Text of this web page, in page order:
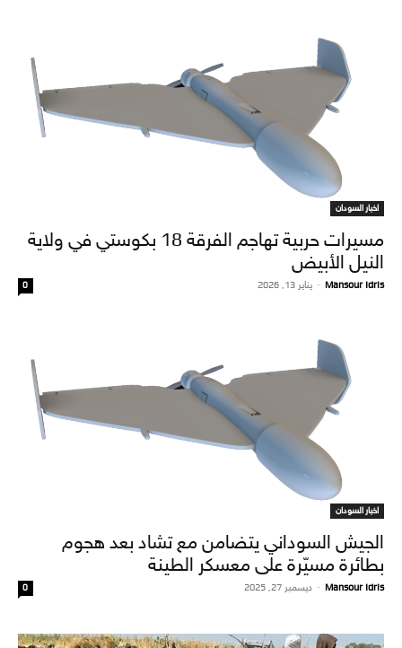
اخبار السودان
مسيرات حربية تهاجم الفرقة 18 بكوستي في ولاية
النيل الأبيض
Mansour Idris
- يناير 13, 2026 0
اخبار السودان
الجيش السوداني يتضامن مع تشاد بعد هجوم
بطائرة مسيّرة على معسكر الطينة
Mansour Idris
- ديسمبر 27, 2025 0